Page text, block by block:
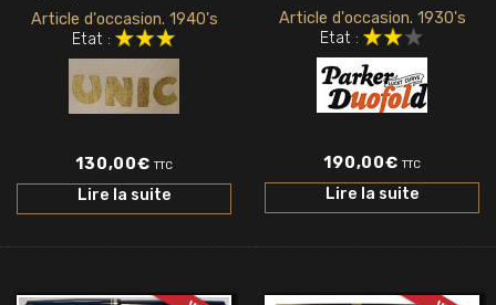
Article d'occasion. 1940's
Etat :
130,00€ TTC
Lire la suite
Article d'occasion. 1930's
Etat :
190,00€ TTC
Lire la suite